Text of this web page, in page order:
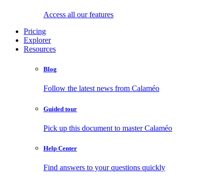
Access all our features
Pricing
Explorer
Resources
Blog
Follow the latest news from Calaméo
Guided tour
Pick up this document to master Calaméo
Help Center
Find answers to your questions quickly